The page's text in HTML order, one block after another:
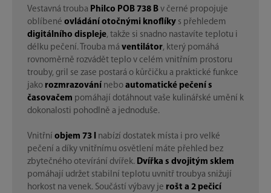
Vestavná trouba Philco POB 738 B v černé propojuje
oblíbené ovládání otočnými knoflíky s přehledem
digitálního displeje, takže si snadno nastavíte teplotu i
délku pečení. Trouba má ventilátor, který pomáhá
rovnoměrně rozvádět teplo v celém vnitřním prostoru
trouby, gril se zase postará o kůrčičku a praktické funkce
jako rozmrazování nebo automatické pečení s
časovačem pomáhají dotáhnout vaše kulinářské umění k
dokonalosti pohodlně a jednoduše.
Vnitřní objem 73 l nabízí dostatek místa i pro velké
pečení a díky vnitřnímu osvětlení máte přehled bez
zbytečného otevírání dvířek. Dvířka s dvojitým sklem
pomáhají udržet stabilní teplotu uvnitř troubya snižují
horkost na venek. Součástí výbavy je rošt a 2 pečicí